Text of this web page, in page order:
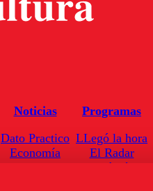
Noticias
Dato Practico
Economía
Programas
LLegó la hora
El Radar
Enfoqué Público